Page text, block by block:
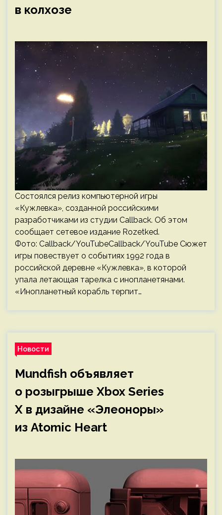
в колхозе
Состоялся релиз компьютерной игры
«Кужлевка», созданной российскими
разработчиками из студии Callback. Об этом
сообщает сетевое издание Rozetked.
Фото: Callback/YouTubeCallback/YouTube Сюжет
игры повествует о событиях 1992 года в
российской деревне «Кужлевка», в которой
упала летающая тарелка с инопланетянами.
«Инопланетный корабль терпит…
Новости
Mundfish объявляет
о розыгрыше Xbox Series
X в дизайне «Элеоноры»
из Atomic Heart